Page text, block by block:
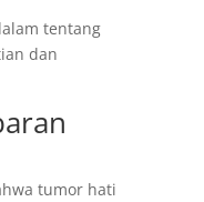
tentang
dan
tumor hati